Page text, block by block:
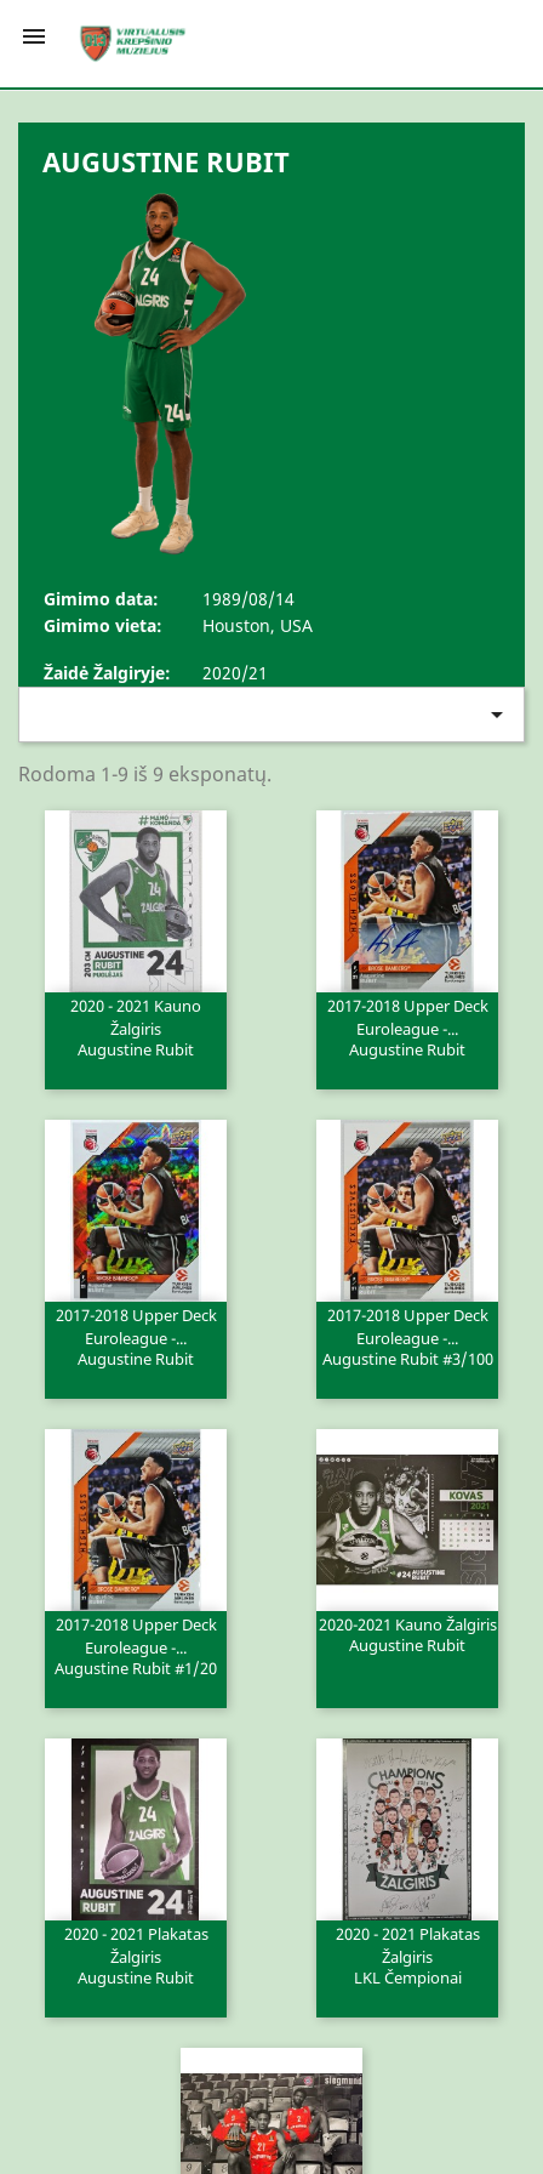

AUGUSTINE RUBIT
Gimimo data:
1989/08/14
Gimimo vieta:
Houston, USA
Žaidė Žalgiryje: 2020/21

Rodoma 1-9 iš 9 eksponatų.
2020 - 2021 Kauno
Žalgiris
Augustine Rubit
2017-2018 Upper Deck
Euroleague -...
Augustine Rubit
2017-2018 Upper Deck
Euroleague -...
Augustine Rubit
2017-2018 Upper Deck
Euroleague -...
Augustine Rubit #3/100
2017-2018 Upper Deck
Euroleague -...
Augustine Rubit #1/20
2020-2021 Kauno Žalgiris
Augustine Rubit
2020 - 2021 Plakatas
Žalgiris
Augustine Rubit
2020 - 2021 Plakatas
Žalgiris
LKL Čempionai